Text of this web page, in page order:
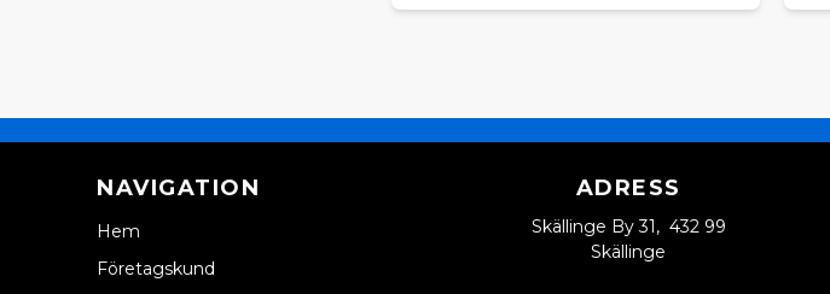
NAVIGATION
Hem
Företagskund
ADRESS
Skällinge By 31, 432 99
Skällinge